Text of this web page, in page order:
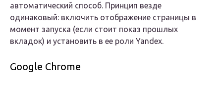
автоматический способ. Принцип везде
одинаковый: включить отображение страницы в
момент запуска (если стоит показ прошлых
вкладок) и установить в ее роли Yandex.
Google Chrome